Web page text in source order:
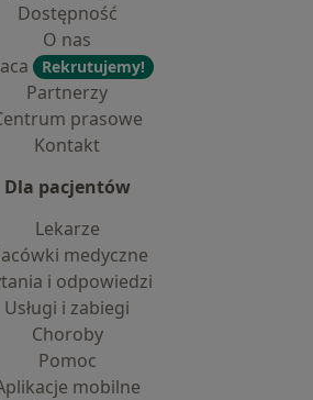
Dostępność
O nas
Rekrutujemy!
Partnerzy
prasowe
Kontakt
Dla pacjentów
Lekarze
medyczne
i odpowiedzi
Usługi i zabiegi
Choroby
Pomoc
mobilne